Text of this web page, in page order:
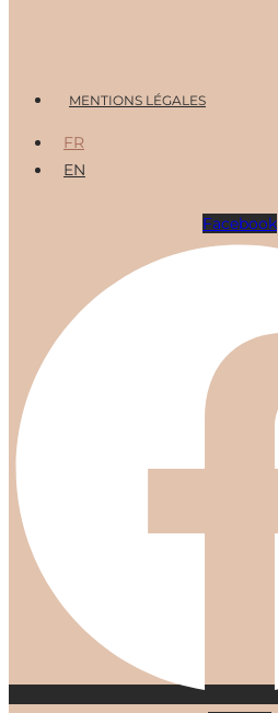
Menu MENTIONS LÉGALES
FR
EN
Facebook